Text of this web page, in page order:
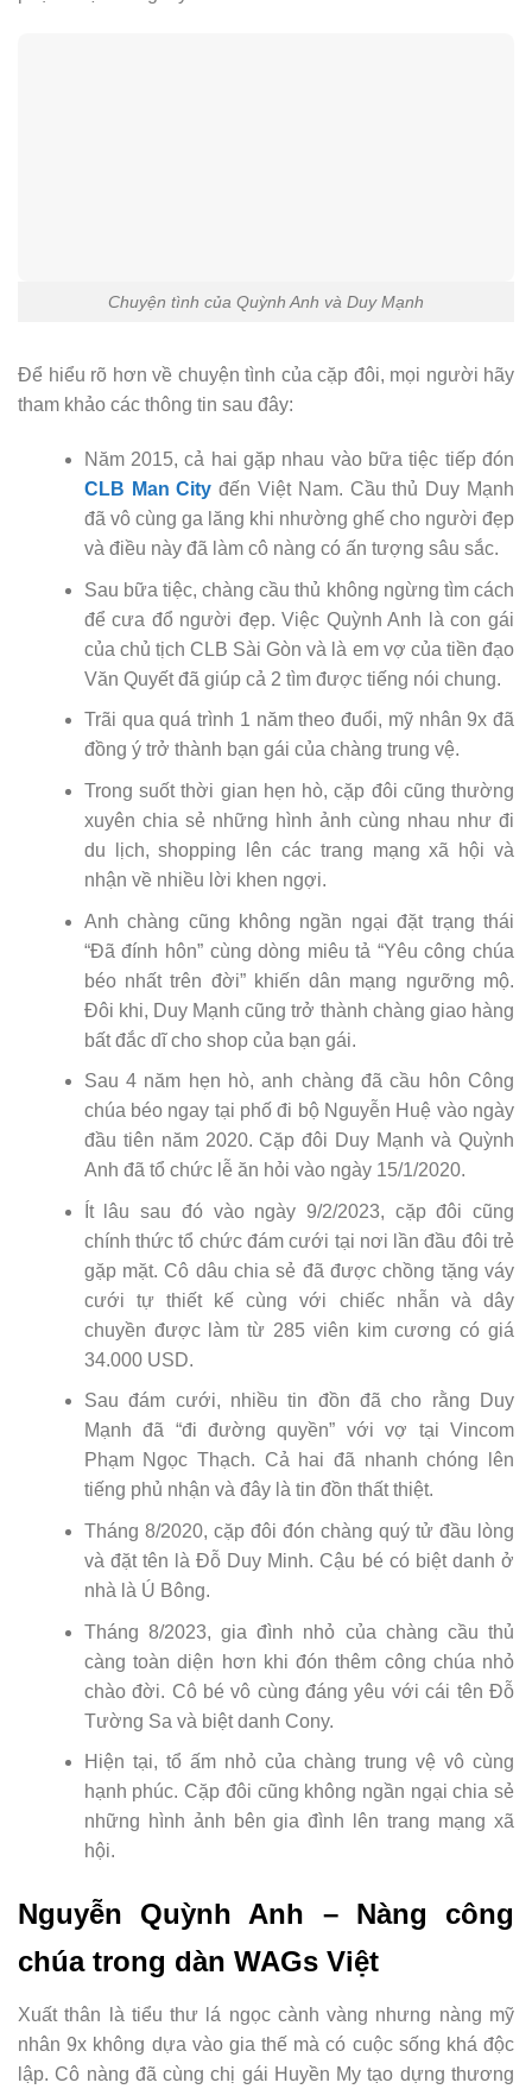
Chuyện tình của Quỳnh Anh và Duy Mạnh
Để hiểu rõ hơn về chuyện tình của cặp đôi, mọi người hãy
tham khảo các thông tin sau đây:
Năm 2015, cả hai gặp nhau vào bữa tiệc tiếp đón
CLB Man City đến Việt Nam. Cầu thủ Duy Mạnh
đã vô cùng ga lăng khi nhường ghế cho người đẹp
và điều này đã làm cô nàng có ấn tượng sâu sắc.
Sau bữa tiệc, chàng cầu thủ không ngừng tìm cách
để cưa đổ người đẹp. Việc Quỳnh Anh là con gái
của chủ tịch CLB Sài Gòn và là em vợ của tiền đạo
Văn Quyết đã giúp cả 2 tìm được tiếng nói chung.
Trãi qua quá trình 1 năm theo đuổi, mỹ nhân 9x đã
đồng ý trở thành bạn gái của chàng trung vệ.
Trong suốt thời gian hẹn hò, cặp đôi cũng thường
xuyên chia sẻ những hình ảnh cùng nhau như đi
du lịch, shopping lên các trang mạng xã hội và
nhận về nhiều lời khen ngợi.
Anh chàng cũng không ngần ngại đặt trạng thái
“Đã đính hôn” cùng dòng miêu tả “Yêu công chúa
béo nhất trên đời” khiến dân mạng ngưỡng mộ.
Đôi khi, Duy Mạnh cũng trở thành chàng giao hàng
bất đắc dĩ cho shop của bạn gái.
Sau 4 năm hẹn hò, anh chàng đã cầu hôn Công
chúa béo ngay tại phố đi bộ Nguyễn Huệ vào ngày
đầu tiên năm 2020. Cặp đôi Duy Mạnh và Quỳnh
Anh đã tổ chức lễ ăn hỏi vào ngày 15/1/2020.
Ít lâu sau đó vào ngày 9/2/2023, cặp đôi cũng
chính thức tổ chức đám cưới tại nơi lần đầu đôi trẻ
gặp mặt. Cô dâu chia sẻ đã được chồng tặng váy
cưới tự thiết kế cùng với chiếc nhẫn và dây
chuyền được làm từ 285 viên kim cương có giá
34.000 USD.
Sau đám cưới, nhiều tin đồn đã cho rằng Duy
Mạnh đã “đi đường quyền” với vợ tại Vincom
Phạm Ngọc Thạch. Cả hai đã nhanh chóng lên
tiếng phủ nhận và đây là tin đồn thất thiệt.
Tháng 8/2020, cặp đôi đón chàng quý tử đầu lòng
và đặt tên là Đỗ Duy Minh. Cậu bé có biệt danh ở
nhà là Ú Bông.
Tháng 8/2023, gia đình nhỏ của chàng cầu thủ
càng toàn diện hơn khi đón thêm công chúa nhỏ
chào đời. Cô bé vô cùng đáng yêu với cái tên Đỗ
Tường Sa và biệt danh Cony.
Hiện tại, tổ ấm nhỏ của chàng trung vệ vô cùng
hạnh phúc. Cặp đôi cũng không ngần ngại chia sẻ
những hình ảnh bên gia đình lên trang mạng xã
hội.
Nguyễn Quỳnh Anh – Nàng công
chúa trong dàn WAGs Việt
Xuất thân là tiểu thư lá ngọc cành vàng nhưng nàng mỹ
nhân 9x không dựa vào gia thế mà có cuộc sống khá độc
lập. Cô nàng đã cùng chị gái Huyền My tạo dựng thương